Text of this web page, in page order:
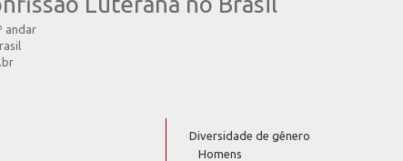
andar
Diversidade de gênero
Homens